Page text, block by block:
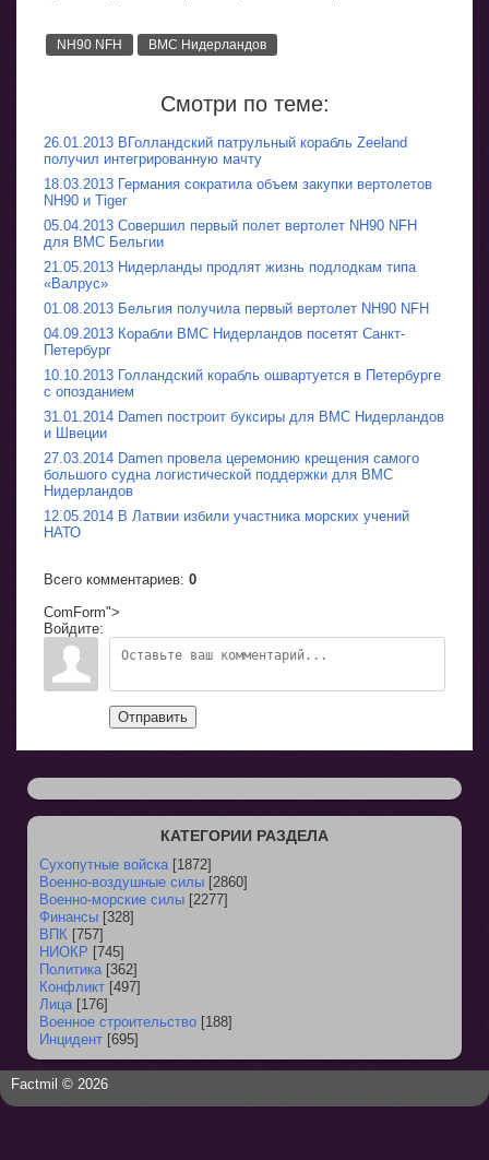
NH90 NFH ВМС Нидерландов
Смотри по теме:
26.01.2013 ВГолландский патрульный корабль Zeeland
получил интегрированную мачту
18.03.2013 Германия сократила объем закупки вертолетов
NH90 и Tiger
05.04.2013 Совершил первый полет вертолет NH90 NFH
для ВМС Бельгии
21.05.2013 Нидерланды продлят жизнь подлодкам типа
«Валрус»
01.08.2013 Бельгия получила первый вертолет NH90 NFH
04.09.2013 Корабли ВМС Нидерландов посетят Санкт-
Петербург
10.10.2013 Голландский корабль ошвартуется в Петербурге
с опозданием
31.01.2014 Damen построит буксиры для ВМС Нидерландов
и Швеции
27.03.2014 Damen провела церемонию крещения самого
большого судна логистической поддержки для ВМС
Нидерландов
12.05.2014 В Латвии избили участника морских учений
НАТО
Всего комментариев: 0
ComForm">
Войдите:
Отправить
КАТЕГОРИИ РАЗДЕЛА
Сухопутные войска [1872]
Военно-воздушные силы [2860]
Военно-морские силы [2277]
Финансы [328]
ВПК [757]
НИОКР [745]
Политика [362]
Конфликт [497]
Лица [176]
Военное строительство [188]
Инцидент [695]
Factmil © 2026